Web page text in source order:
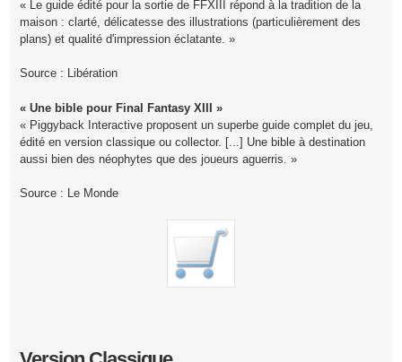
« Le guide édité pour la sortie de FFXIII répond à la tradition de la
maison : clarté, délicatesse des illustrations (particulièrement des
plans) et qualité d'impression éclatante. »
Source : Libération
« Une bible pour Final Fantasy XIII »
« Piggyback Interactive proposent un superbe guide complet du jeu,
édité en version classique ou collector. [...] Une bible à destination
aussi bien des néophytes que des joueurs aguerris. »
Source : Le Monde